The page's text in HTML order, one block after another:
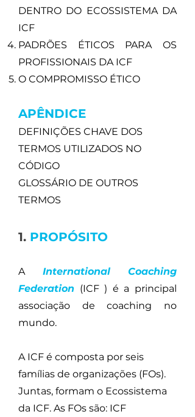
DENTRO DO ECOSSISTEMA DA
ICF
PADRÕES ÉTICOS PARA OS
PROFISSIONAIS DA ICF
O COMPROMISSO ÉTICO
APÊNDICE
DEFINIÇÕES CHAVE DOS
TERMOS UTILIZADOS NO
CÓDIGO
GLOSSÁRIO DE OUTROS
TERMOS
1. PROPÓSITO
A International Coaching
Federation (ICF ) é a principal
associação de coaching no
mundo.
A ICF é composta por seis
famílias de organizações (FOs).
Juntas, formam o Ecossistema
da ICF. As FOs são: ICF